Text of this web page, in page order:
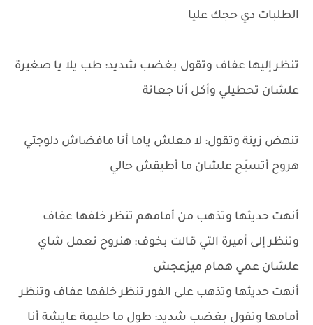
الطلبات دي حجك عليا
تنظر إليها عفاف وتقول بغضب شديد: طب يلا يا صغيرة
علشان تحطيلي وأكل أنا جعانة
تنهض زينة وتقول: لا معلش ياما أنا مافضاش دلوجتي
هروح أتسبّح علشان ما أطيقش حالي
أنهت حديثها وتذهب من أمامهم تنظر خلفها عفاف
وتنظر إلى أميرة التي قالت بخوف: هنروح نعمل شاي
علشان عمي همام ميزعجش
أنهت حديثها وتذهب على الفور تنظر خلفها عفاف وتنظر
أمامها وتقول بغضب شديد: طول ما حليمة عايشة أنا